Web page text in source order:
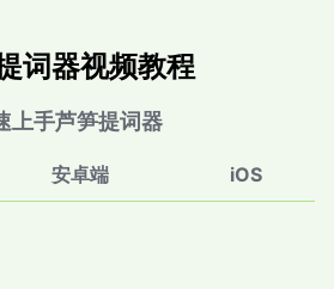
词器视频教程
上手芦笋提词器
安卓端 iOS